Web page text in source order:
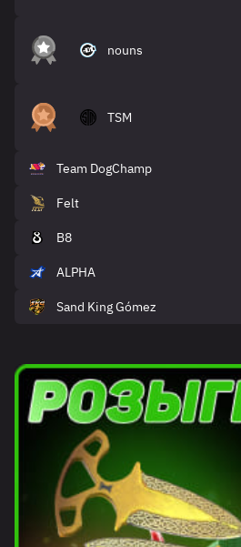
nouns
TSM
Team DogChamp
Felt
B8
ALPHA
Sand King Gómez